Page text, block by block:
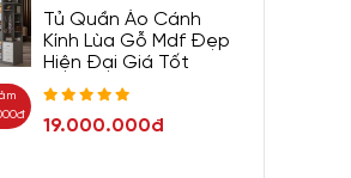
Tủ Quần Áo Cánh
Kính Lùa Gỗ Mdf Đẹp
Hiện Đại Giá Tốt
19.000.000đ